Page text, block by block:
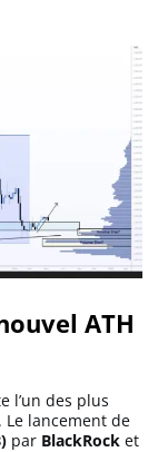
ATH
l’un des plus
. Le lancement de
par BlackRock et